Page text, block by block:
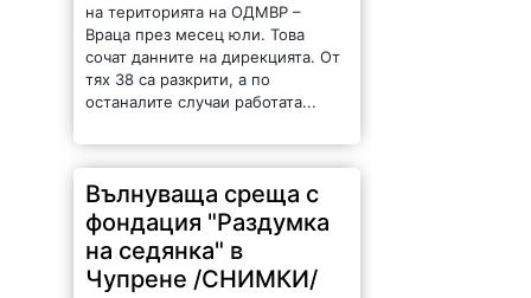
на територията на ОДМВР –
Враца през месец юли. Това
сочат данните на дирекцията. От
тях 38 са разкрити, а по
останалите случаи работата...
Вълнуваща среща с
фондация "Раздумка
на седянка" в
Чупрене /СНИМКИ/